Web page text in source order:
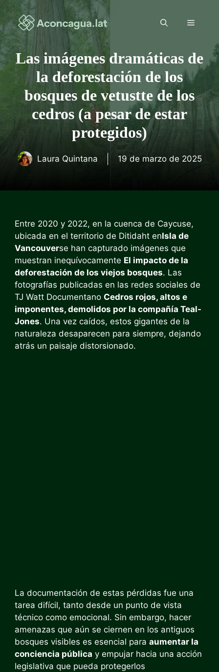
Saltar
al
contenido
Menú
Las imágenes dramáticas de
la deforestación de los
bosques de vetustte de los
cedros (a pesar de estar
protegidos)
Laura Quintana 19 de marzo de 2025
Entre 2020 y 2022, en la cuenca de Caycuse,
ubicada en el territorio de Ditidaht enIsla de
Vancouverse han capturado imágenes que
muestran inequívocamente El impacto de la
deforestación de los viejos bosques. Las
fotografías publicadas en las redes sociales de
TJ Watt Documentano Cedros rojos, altos e
imponentes, demolidos por la compañía Teal-
Jones. Una vez caídos, estos gigantes de la
naturaleza desaparecen para siempre, dejando
atrás un paisaje distorsionado.
La documentación de estas pérdidas fue una
tarea difícil, tanto desde un punto de vista
técnico como emocional. Sin embargo, hacer
amenazas que aún se ciernen en los antiguos
bosques visibles es esencial para aumentar la
conciencia pública y empujar hacia una acción
legislativa que pueda protegerlos